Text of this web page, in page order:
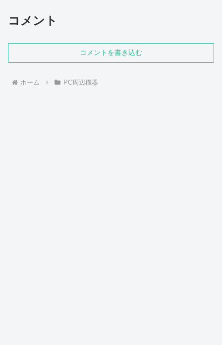
コメント
コメントを書き込む
ホーム PC周辺機器